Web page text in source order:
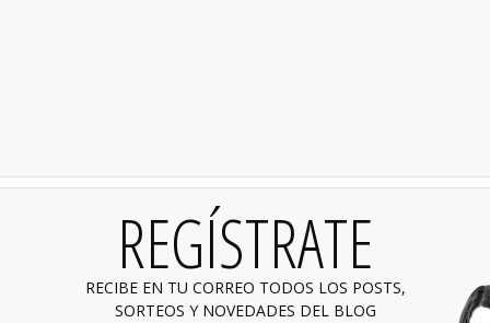
REGÍSTRATE
RECIBE EN TU CORREO TODOS LOS POSTS,
SORTEOS Y NOVEDADES DEL BLOG